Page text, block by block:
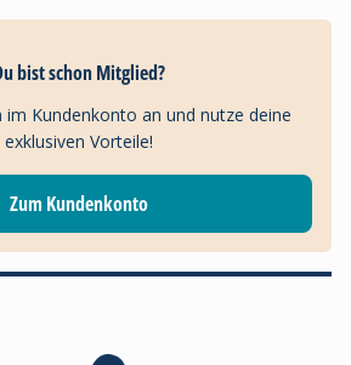
bist schon Mitglied?
im Kundenkonto an und nutze deine
exklusiven Vorteile!
Zum Kundenkonto